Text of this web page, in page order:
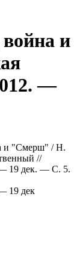
и
—
и "Смерш" / Н.
//
— 19 дек. — С. 5.
19 дек